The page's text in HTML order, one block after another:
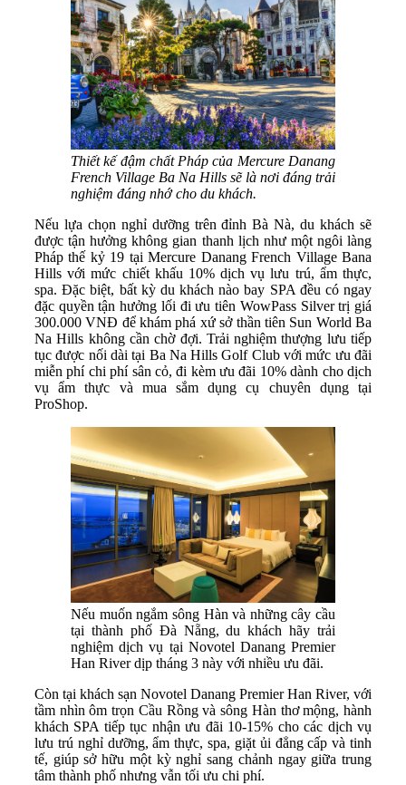
Thiết kế đậm chất Pháp của Mercure Danang
French Village Ba Na Hills sẽ là nơi đáng trải
nghiệm đáng nhớ cho du khách.
Nếu lựa chọn nghỉ dưỡng trên đỉnh Bà Nà, du khách sẽ
được tận hưởng không gian thanh lịch như một ngôi làng
Pháp thế kỷ 19 tại Mercure Danang French Village Bana
Hills với mức chiết khấu 10% dịch vụ lưu trú, ẩm thực,
spa. Đặc biệt, bất kỳ du khách nào bay SPA đều có ngay
đặc quyền tận hưởng lối đi ưu tiên WowPass Silver trị giá
300.000 VNĐ để khám phá xứ sở thần tiên Sun World Ba
Na Hills không cần chờ đợi. Trải nghiệm thượng lưu tiếp
tục được nối dài tại Ba Na Hills Golf Club với mức ưu đãi
miễn phí chi phí sân cỏ, đi kèm ưu đãi 10% dành cho dịch
vụ ẩm thực và mua sắm dụng cụ chuyên dụng tại
ProShop.
Nếu muốn ngắm sông Hàn và những cây cầu
tại thành phố Đà Nẵng, du khách hãy trải
nghiệm dịch vụ tại Novotel Danang Premier
Han River dịp tháng 3 này với nhiều ưu đãi.
Còn tại khách sạn Novotel Danang Premier Han River, với
tầm nhìn ôm trọn Cầu Rồng và sông Hàn thơ mộng, hành
khách SPA tiếp tục nhận ưu đãi 10-15% cho các dịch vụ
lưu trú nghỉ dưỡng, ẩm thực, spa, giặt ủi đẳng cấp và tinh
tế, giúp sở hữu một kỳ nghỉ sang chảnh ngay giữa trung
tâm thành phố nhưng vẫn tối ưu chi phí.